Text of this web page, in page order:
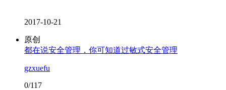
2017-10-21
原创
都在说安全管理，你可知道过敏式安全管理
gzxuefu
0/117